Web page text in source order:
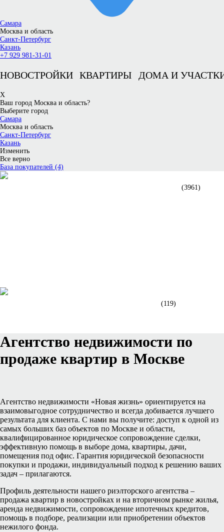
Самара
Москва и область
Санкт-Петербург
Казань
+7 929 981-31-01
НОВОСТРОЙКИ КВАРТИРЫ ДОМА И
X
Ваш город Москва и область?
Выберите город
Самара
Москва и область
Санкт-Петербург
Казань
Изменить
Все верно
База покупателей (4)
(3961)
(119)
Агентство недвижимости по
продаже квартир в Москве
Агентство недвижимости «Новая жизнь» ориентируется на
взаимовыгодное сотрудничество и всегда добивается лучшего
результата для клиента. С нами вы получите: доступ к одной из
самых больших баз объектов по Москве и области,
квалифицированное юридическое сопровождение сделки,
эффективную помощь в выборе дома, квартиры, дачи,
помещения под офис. Гарантия юридической безопасности
покупки и продажи, индивидуальный подход к решению ваших
задач – прилагаются.
Профиль деятельности нашего риэлторского агентства –
продажа квартир в новостройках и на вторичном рынке жилья,
аренда недвижимости, сопровождение ипотечных кредитов,
помощь в подборе, реализации или приобретении объектов
нежилого фонда.